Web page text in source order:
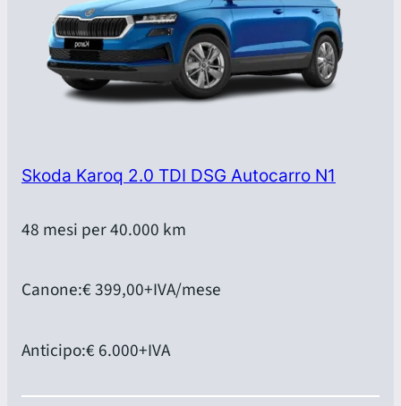
Skoda Karoq 2.0 TDI DSG Autocarro N1
48 mesi per 40.000 km
Canone:€ 399,00+IVA/mese
Anticipo:€ 6.000+IVA